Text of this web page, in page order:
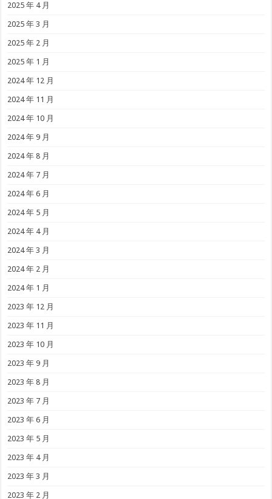
2025 年 4 月
2025 年 3 月
2025 年 2 月
2025 年 1 月
2024 年 12 月
2024 年 11 月
2024 年 10 月
2024 年 9 月
2024 年 8 月
2024 年 7 月
2024 年 6 月
2024 年 5 月
2024 年 4 月
2024 年 3 月
2024 年 2 月
2024 年 1 月
2023 年 12 月
2023 年 11 月
2023 年 10 月
2023 年 9 月
2023 年 8 月
2023 年 7 月
2023 年 6 月
2023 年 5 月
2023 年 4 月
2023 年 3 月
2023 年 2 月